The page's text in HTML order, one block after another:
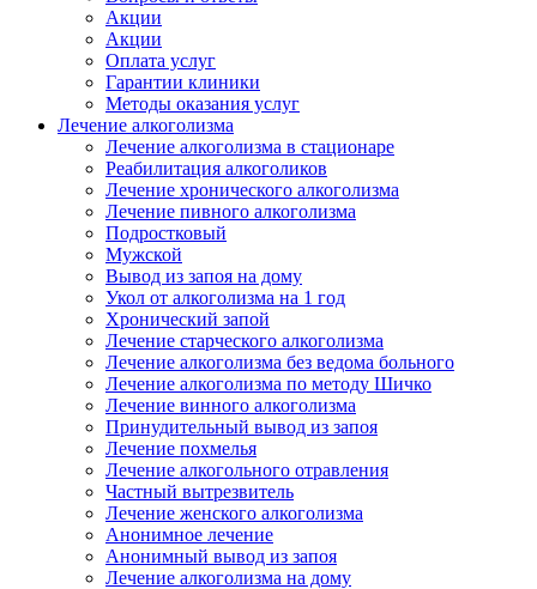
Акции
Акции
Оплата услуг
Гарантии клиники
Методы оказания услуг
Лечение алкоголизма
Лечение алкоголизма в стационаре
Реабилитация алкоголиков
Лечение хронического алкоголизма
Лечение пивного алкоголизма
Подростковый
Мужской
Вывод из запоя на дому
Укол от алкоголизма на 1 год
Хронический запой
Лечение старческого алкоголизма
Лечение алкоголизма без ведома больного
Лечение алкоголизма по методу Шичко
Лечение винного алкоголизма
Принудительный вывод из запоя
Лечение похмелья
Лечение алкогольного отравления
Частный вытрезвитель
Лечение женского алкоголизма
Анонимное лечение
Анонимный вывод из запоя
Лечение алкоголизма на дому